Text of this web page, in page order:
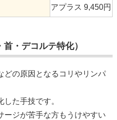
アプラス 9,450円
・デコルテ特化）
どの原因となるコリやリンパ
た手技です。
ージが苦手な方もうけやすい